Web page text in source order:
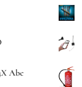
Abc